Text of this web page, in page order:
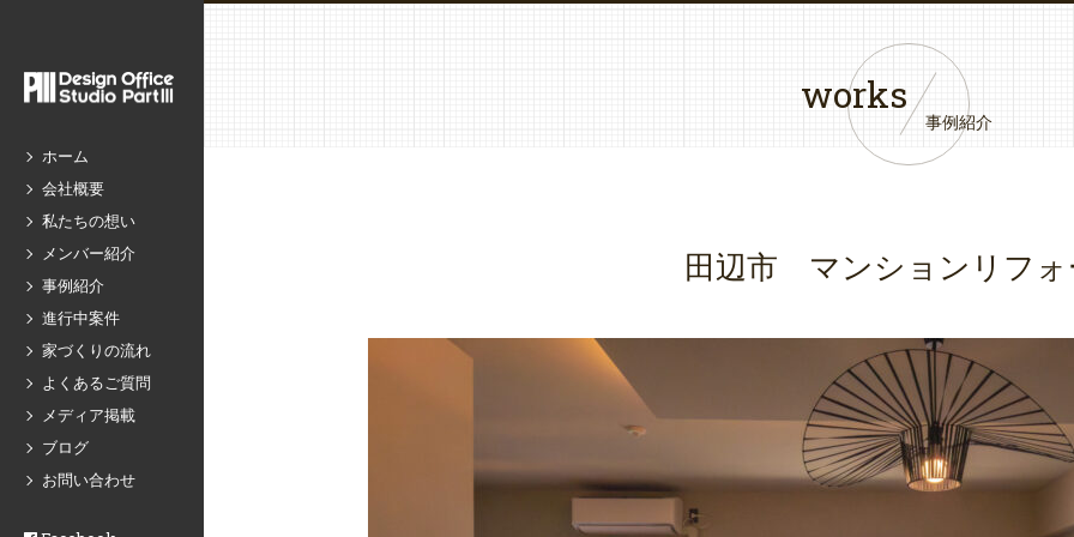
ホーム
会社概要
私たちの想い
メンバー紹介
事例紹介
進行中案件
家づくりの流れ
よくあるご質問
メディア掲載
ブログ
お問い合わせ
事例紹介
works
田辺市 マンションリフォ